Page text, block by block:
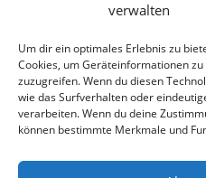
verwalten
Um dir ein optimales Erlebnis zu
Cookies, um Geräteinformationen
zuzugreifen. Wenn du diesen
wie das Surfverhalten oder
verarbeiten. Wenn du deine
können bestimmte Merkmale und
die Gefahr endlich konkret!“
Biologisches Wunder in Ceuta
Ein vermeintliches
Archiv